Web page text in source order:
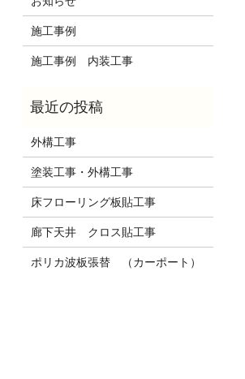
施工事例
施工事例 内装工事
外構工事
塗装工事・外構工事
床フローリング板貼工事
廊下天井 クロス貼工事
ポリカ波板張替 （カーポート）